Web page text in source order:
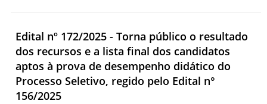
Edital nº 172/2025 - Torna público o resultado
dos recursos e a lista final dos candidatos
aptos à prova de desempenho didático do
Processo Seletivo, regido pelo Edital n°
156/2025